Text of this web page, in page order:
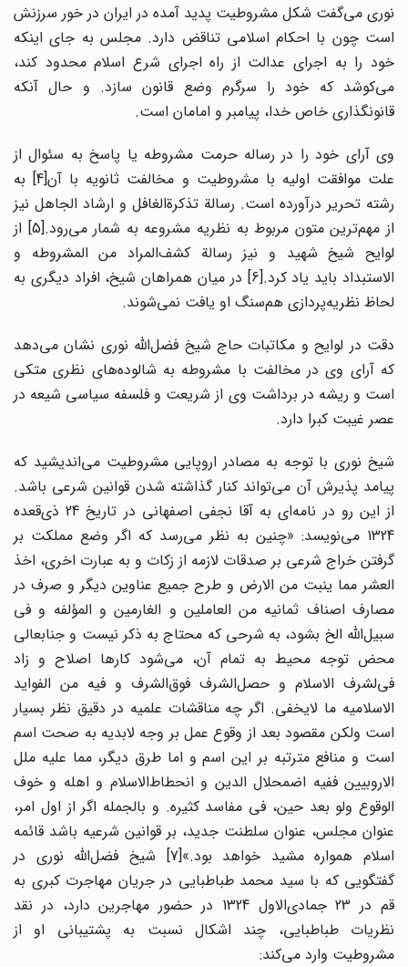
نوری می‌گفت شکل مشروطیت پدید آمده در ایران در خور سرزنش
است چون با احکام اسلامی تناقض دارد. مجلس به جای اینکه
خود را به اجرای عدالت از راه اجرای شرع اسلام محدود کند،
می‌کوشد که خود را سرگرم وضع قانون سازد. و حال آنکه
قانونگذاری خاص خدا، پیامبر و امامان است.
وی آرای خود را در رساله حرمت مشروطه یا پاسخ به سئوال از
علت موافقت اولیه با مشروطیت و مخالفت ثانویه با آن[4] به
رشته تحریر درآورده است. رسالة تذکرة‌الغافل و ارشاد الجاهل نیز
از مهم‌ترین متون مربوط به نظریه مشروعه به شمار می‌رود.[5] از
لوایح شیخ شهید و نیز رسالة کشف‌المراد من المشروطه و
الاستبداد باید یاد کرد.[6] در میان همراهان شیخ، افراد دیگری به
لحاظ نظریه‌پردازی هم‌سنگ او یافت نمی‌شوند.
دقت در لوایح و مکاتبات حاج شیخ فضل‌الله نوری نشان می‌دهد
که آرای وی در مخالفت با مشروطه به شالوده‌های نظری متکی
است و ریشه در برداشت وی از شریعت و فلسفه سیاسی شیعه در
عصر غیبت کبرا دارد.
شیخ نوری با توجه به مصادر اروپایی مشروطیت می‌اندیشید که
پیامد پذیرش آن می‌تواند کنار گذاشته شدن قوانین شرعی باشد.
از این رو در نامه‌ای به آقا نجفی اصفهانی در تاریخ 24 ذی‌قعده
1324 می‌نویسد: «چنین به نظر می‌رسد که اگر وضع مملکت بر
گرفتن خراج شرعی بر صدقات لازمه از زکات و به عبارت اخری، اخذ
العشر مما ینبت من الارض و طرح جمیع عناوین دیگر و صرف در
مصارف اصناف ثمانیه من العاملین و الغارمین و المؤلفه و فی
سبیل‌الله الخ بشود، به شرحی که محتاج به ذکر نیست و جنابعالی
محض توجه محیط به تمام آن، می‌شود کارها اصلاح و زاد
فی‌لشرف الاسلام و حصل‌الشرف فوق‌الشرف و فیه من الفواید
الاسلامیه ما لایخفی. اگر چه مناقشات علمیه در دقیق نظر بسیار
است ولکن مقصود بعد از وقوع عمل بر وجه لابدیه به صحت اسم
است و منافع مترتبه بر این اسم و اما طرق دیگر، مما علیه ملل
الاروبیین ففیه اضمحلال الدین و انحطاط‌الاسلام و اهله و خوف
الوقوع ولو بعد حین، فی مفاسد کثیره. و بالجمله اگر از اول امر،
عنوان مجلس، عنوان سلطنت جدید، بر قوانین شرعیه باشد قائمه
اسلام همواره مشید خواهد بود.»[7] شیخ فضل‌الله نوری در
گفتگویی که با سید محمد طباطبایی در جریان مهاجرت کبری به
قم در 23 جمادی‌الاول 1324 در حضور مهاجرین دارد، در نقد
نظریات طباطبایی، چند اشکال نسبت به پشتیبانی او از
مشروطیت وارد می‌کند: